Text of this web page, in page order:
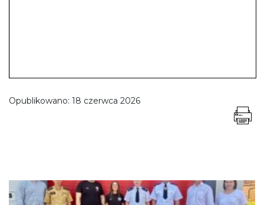
Opublikowano: 18 czerwca 2026